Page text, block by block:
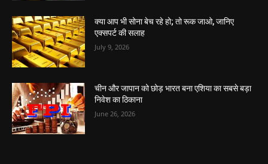
क्या आप भी सोना बेच रहे हो; तो रूक जाओ, जानिए
एक्सपर्ट की सलाह
July 9, 2026
चीन और जापान को छोड़ भारत बना एशिया का सबसे बड़ा
निवेश का ठिकाना
June 26, 2026